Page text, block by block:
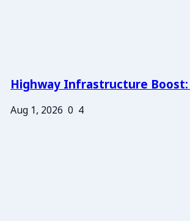
Highway Infrastructure Boost:
Aug 1, 2026 0 4